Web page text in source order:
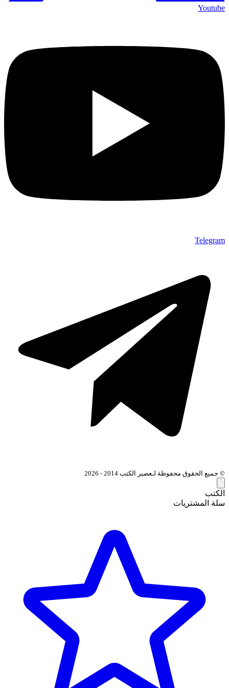
Youtube
Telegram
© جميع الحقوق محفوظة لـعصير الكتب 2014 - 2026
الكتب
سلة المشتريات